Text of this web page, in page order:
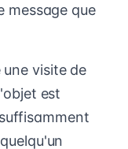
message que
visite de
est